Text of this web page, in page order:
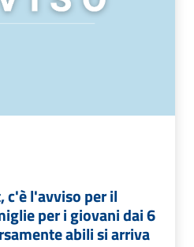
c'è l'avviso per il
per i giovani dai 6
abili si arriva